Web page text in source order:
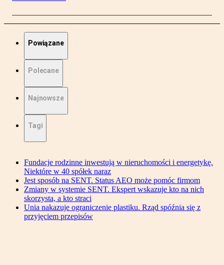
Powiązane
Polecane
Najnowsze
Tagi
Fundacje rodzinne inwestują w nieruchomości i energetykę.
Niektóre w 40 spółek naraz
Jest sposób na SENT. Status AEO może pomóc firmom
Zmiany w systemie SENT. Ekspert wskazuje kto na nich
skorzysta, a kto straci
Unia nakazuje ograniczenie plastiku. Rząd spóźnia się z
przyjęciem przepisów